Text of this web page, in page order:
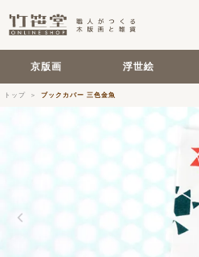
京版画 浮世絵
トップ ブックカバー 三色金魚